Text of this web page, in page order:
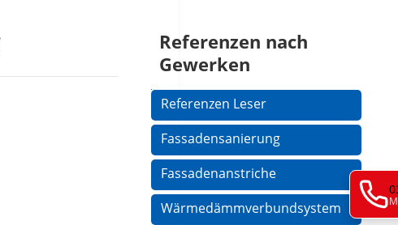
Referenzen nach
Gewerken
Navigation
überspringen
Referenzen Leser
Fassadensanierung
Fassadenanstriche
Wärmedämmverbundsystem